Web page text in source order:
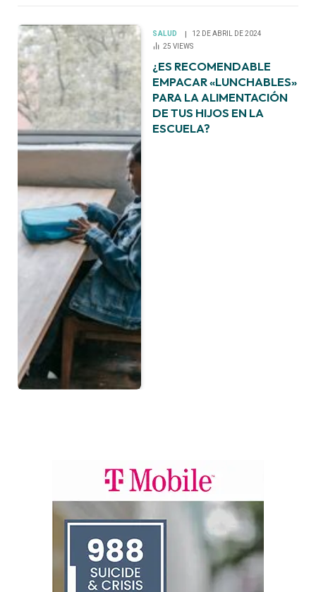
SALUD
12 DE ABRIL DE 2024
25VIEWS
¿ES RECOMENDABLE
EMPACAR «LUNCHABLES»
PARA LA ALIMENTACIÓN
DE TUS HIJOS EN LA
ESCUELA?